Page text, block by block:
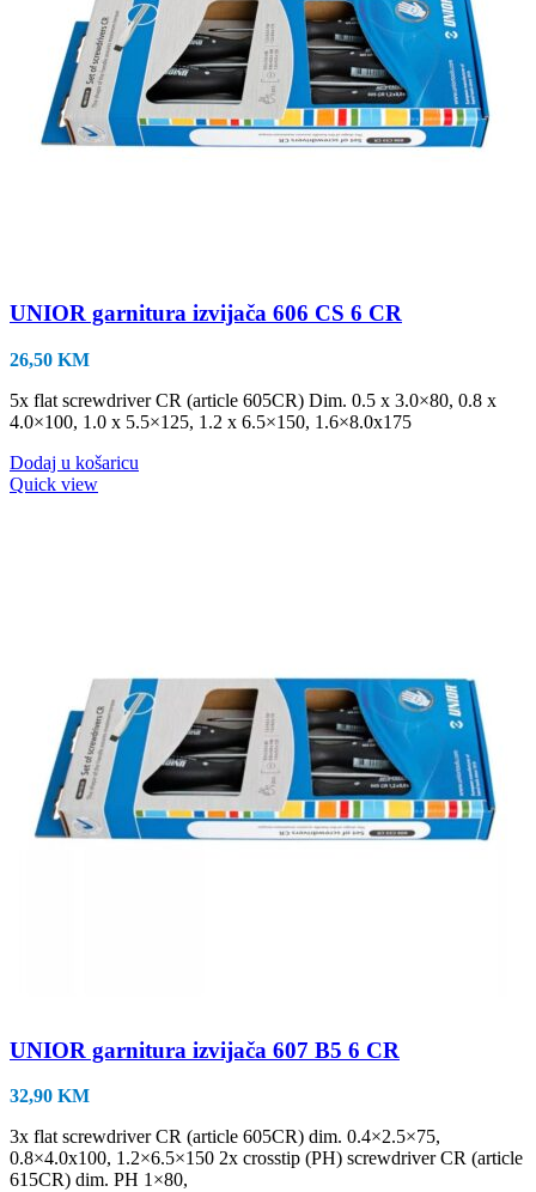
UNIOR garnitura izvijača 606 CS 6 CR
26,50 KM
5x flat screwdriver CR (article 605CR) Dim. 0.5 x 3.0×80, 0.8 x
4.0×100, 1.0 x 5.5×125, 1.2 x 6.5×150, 1.6×8.0x175
Dodaj u košaricu
Quick view
UNIOR garnitura izvijača 607 B5 6 CR
32,90 KM
3x flat screwdriver CR (article 605CR) dim. 0.4×2.5×75,
0.8×4.0x100, 1.2×6.5×150 2x crosstip (PH) screwdriver CR (article
615CR) dim. PH 1×80,